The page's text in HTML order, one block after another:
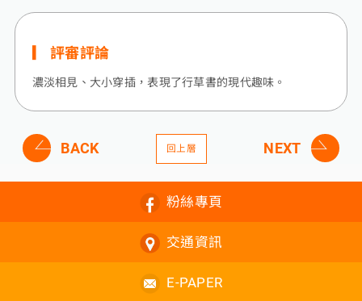
評審評論
濃淡相見、大小穿插，表現了行草書的現代趣味。
BACK 回上層 NEXT
粉絲專頁
交通資訊
E-PAPER